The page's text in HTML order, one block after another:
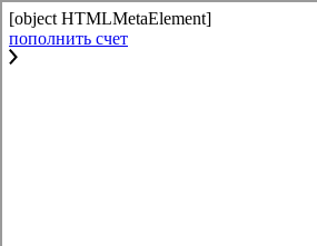
[object HTMLMetaElement]
пополнить счет